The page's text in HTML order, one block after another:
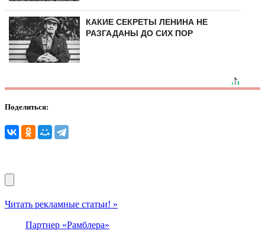
КАКИЕ СЕКРЕТЫ ЛЕНИНА НЕ
РАЗГАДАНЫ ДО СИХ ПОР
Поделиться:
Читать рекламные статьи! »
Партнер «Рамблера»